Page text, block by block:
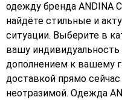
одежду бренда ANDINA
найдёте стильные и
ситуации. Выберите в
вашу
дополнением к вашему
доставкой прямо
неотразимой. Одежда